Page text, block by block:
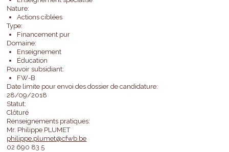
Nature:
Actions ciblées
Type:
Financement pur
Domaine:
Enseignement
Éducation
Pouvoir subsidiant:
FW-B
Date limite pour envoi des dossier de candidature:
28/09/2018
Statut:
Clôturé
Renseignements pratiques:
Mr. Philippe PLUMET
philippe.plumet@cfwb.be
02 690 83 5